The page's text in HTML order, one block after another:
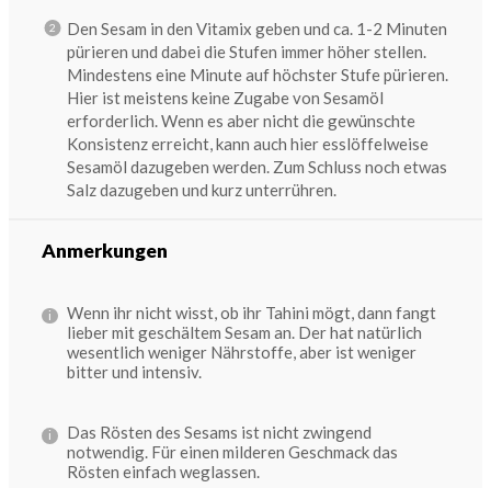
Den Sesam in den Vitamix geben und ca. 1-2 Minuten
pürieren und dabei die Stufen immer höher stellen.
Mindestens eine Minute auf höchster Stufe pürieren.
Hier ist meistens keine Zugabe von Sesamöl
erforderlich. Wenn es aber nicht die gewünschte
Konsistenz erreicht, kann auch hier esslöffelweise
Sesamöl dazugeben werden. Zum Schluss noch etwas
Salz dazugeben und kurz unterrühren.
Anmerkungen
Wenn ihr nicht wisst, ob ihr Tahini mögt, dann fangt
lieber mit geschältem Sesam an. Der hat natürlich
wesentlich weniger Nährstoffe, aber ist weniger
bitter und intensiv.
Das Rösten des Sesams ist nicht zwingend
notwendig. Für einen milderen Geschmack das
Rösten einfach weglassen.